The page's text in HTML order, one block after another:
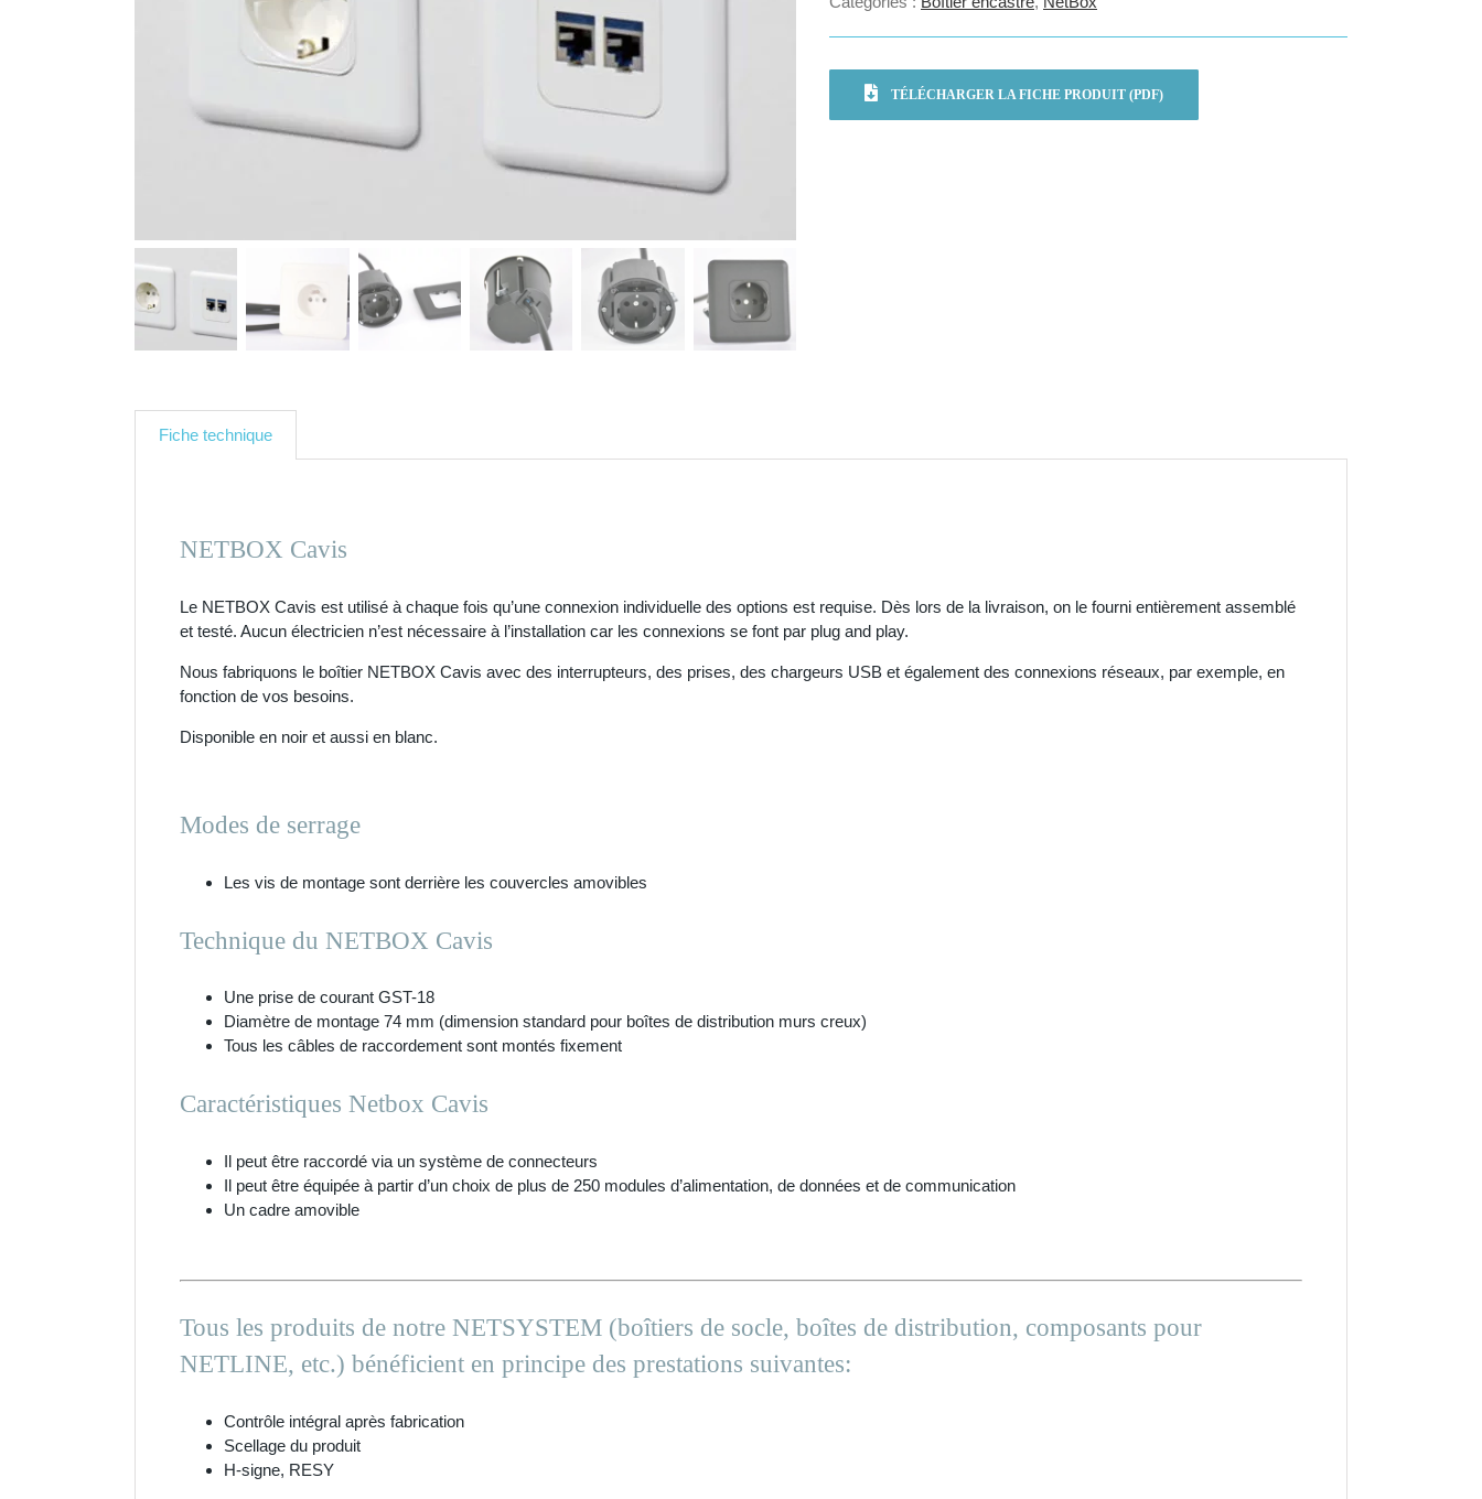
TÉLÉCHARGER LA FICHE PRODUIT (PDF)
Fiche technique
NETBOX Cavis
Le NETBOX Cavis est utilisé à chaque fois qu’une connexion individuelle des options est requise. Dès lors de la livraison, on le fourni entièrement assemblé
et testé. Aucun électricien n’est nécessaire à l’installation car les connexions se font par plug and play.
Nous fabriquons le boîtier NETBOX Cavis avec des interrupteurs, des prises, des chargeurs USB et également des connexions réseaux, par exemple, en
fonction de vos besoins.
Disponible en noir et aussi en blanc.
Modes de serrage
Les vis de montage sont derrière les couvercles amovibles
Technique du NETBOX Cavis
Une prise de courant GST-18
Diamètre de montage 74 mm (dimension standard pour boîtes de distribution murs creux)
Tous les câbles de raccordement sont montés fixement
Caractéristiques Netbox Cavis
Il peut être raccordé via un système de connecteurs
Il peut être équipée à partir d’un choix de plus de 250 modules d’alimentation, de données et de communication
Un cadre amovible
Tous les produits de notre NETSYSTEM (boîtiers de socle, boîtes de distribution, composants pour
NETLINE, etc.) bénéficient en principe des prestations suivantes:
Contrôle intégral après fabrication
Scellage du produit
H-signe, RESY